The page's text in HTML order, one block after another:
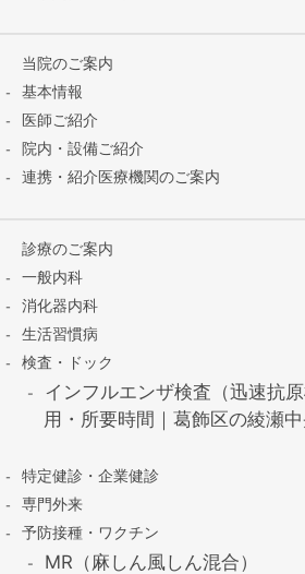
当院のご案内
基本情報
医師ご紹介
院内・設備ご紹介
連携・紹介医療機関のご案内
診療のご案内
一般内科
消化器内科
生活習慣病
検査・ドック
インフルエンザ検査（迅速抗
用・所要時間｜葛飾区の綾瀬
特定健診・企業健診
専門外来
予防接種・ワクチン
MR（麻しん風しん混合）